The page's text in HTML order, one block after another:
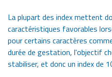
La plupart des index mettent
caractéristiques favorables
pour certains caractères
durée de gestation, l'objectif
stabiliser, et donc un index de